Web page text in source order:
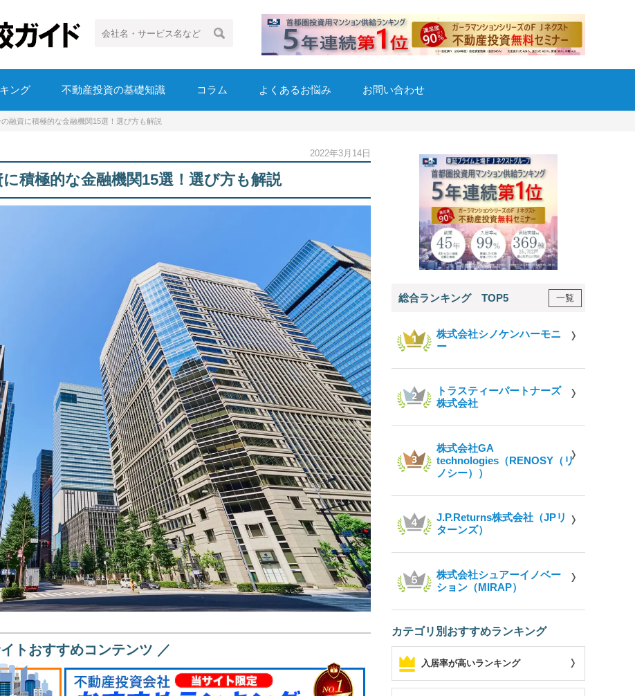
ング 不動産投資の基礎知識 コラム よくあるお悩み お問い合わせ
の融資に積極的な金融機関15選！選び方も解説
2022年3月14日
積極的な金融機関15選！選び方も解説
トおすすめコンテンツ ／
総合ランキング TOP5 一覧
株式会社シノケンハーモニ
ー
トラスティーパートナーズ
株式会社
株式会社GA
technologies（RENOSY（リ
ノシー））
J.P.Returns株式会社（JPリ
ターンズ）
株式会社シュアーイノベー
ション（MIRAP）
カテゴリ別おすすめランキング
入居率が高いランキング